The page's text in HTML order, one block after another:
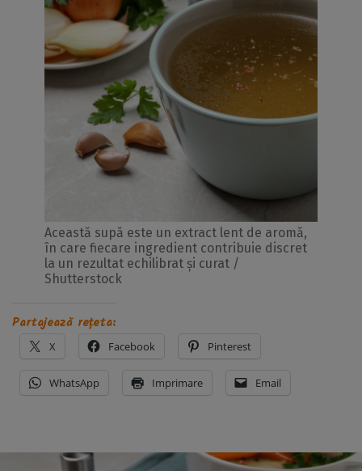
Această supă este un extract lent de aromă,
în care fiecare ingredient contribuie discret
la un rezultat echilibrat și curat /
Shutterstock
Partajează rețeta:
X Facebook Pinterest
WhatsApp Imprimare Email